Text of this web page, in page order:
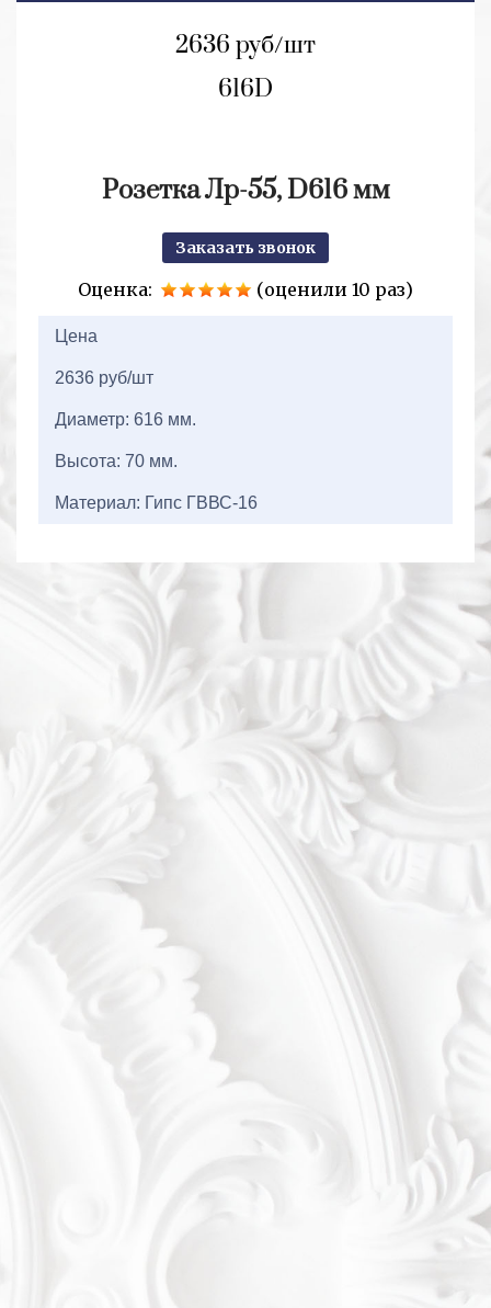
2636 руб/шт
616D
Розетка Лр-55, D616 мм
Заказать звонок
Оценка:
(оценили 10 раз)
Цена
2636 руб/шт
Диаметр: 616 мм.
Высота: 70 мм.
Материал: Гипс ГВВС-16